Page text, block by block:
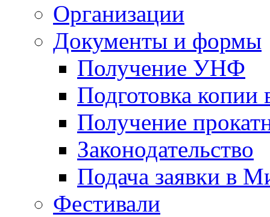
Организации
Документы и формы
Получение УНФ
Подготовка копии
Получение
Законодательство
Подача заявки в
Фестивали